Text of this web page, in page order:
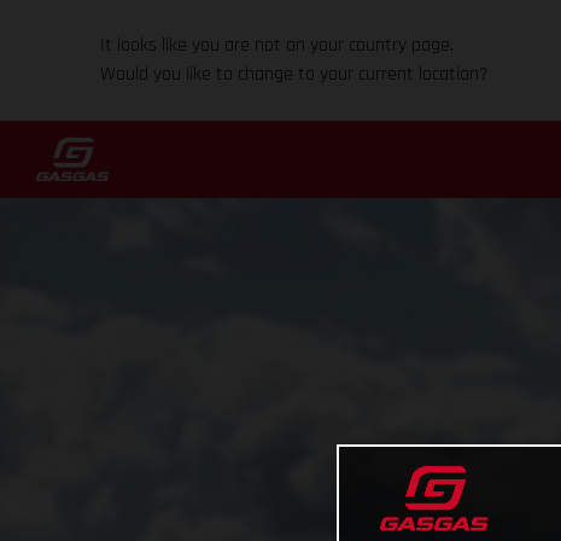
It looks like you are not on your country page.
Would you like to change to your current location?